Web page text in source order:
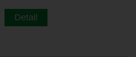
Detail